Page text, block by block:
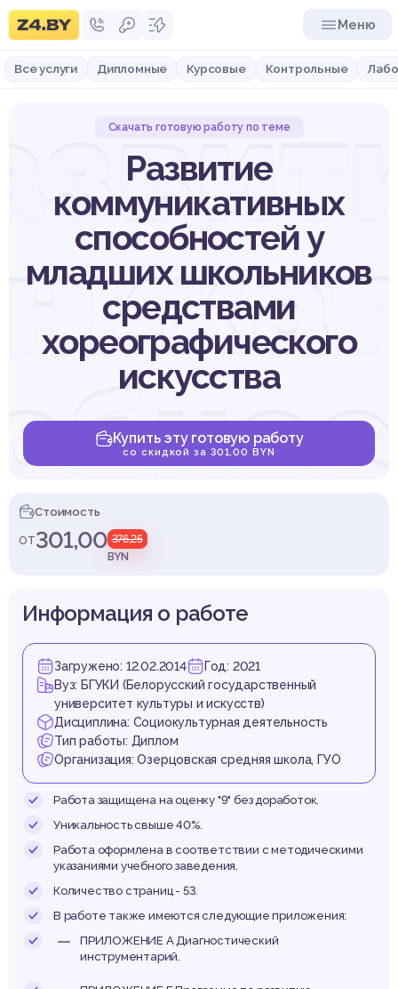
Меню
Все услуги Дипломные Курсовые Контрольные
Скачать готовую работу по теме
Развитие
коммуникативных
способностей у
младших школьников
средствами
хореографического
искусства
Купить эту готовую работу
со скидкой за 301,00 BYN
Стоимость
от301,00 376,25
BYN
Информация о работе
Загружено: 12.02.2014
Год: 2021
Вуз: БГУКИ (Белорусский государственный
университет культуры и искусств)
Дисциплина: Социокультурная деятельность
Тип работы: Диплом
Организация: Озерцовская средняя школа, ГУО
Работа защищена на оценку "9" без доработок.
Уникальность свыше 40%.
Работа оформлена в соответствии с методическими
указаниями учебного заведения.
Количество страниц - 53.
В работе также имеются следующие приложения:
ПРИЛОЖЕНИЕ А Диагностический
инструментарий.